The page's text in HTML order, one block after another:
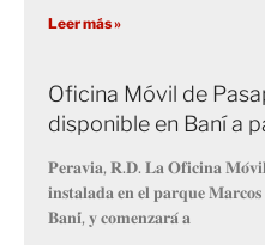
Leer más »
Oficina Móvil de
disponible en Baní a
𝐏𝐞𝐫𝐚𝐯𝐢𝐚, 𝐑.𝐃. 𝐋𝐚 𝐎𝐟𝐢𝐜𝐢𝐧𝐚
𝐢𝐧𝐬𝐭𝐚𝐥𝐚𝐝𝐚 𝐞𝐧 𝐞𝐥 𝐩𝐚𝐫𝐪𝐮𝐞
𝐁𝐚𝐧𝐢́, 𝐲 𝐜𝐨𝐦𝐞𝐧𝐳𝐚𝐫𝐚́ 𝐚